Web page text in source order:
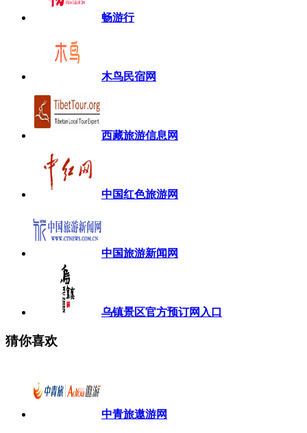
畅游行
木鸟民宿网
西藏旅游信息网
中国红色旅游网
中国旅游新闻网
乌镇景区官方预订网入口
猜你喜欢
中青旅遨游网